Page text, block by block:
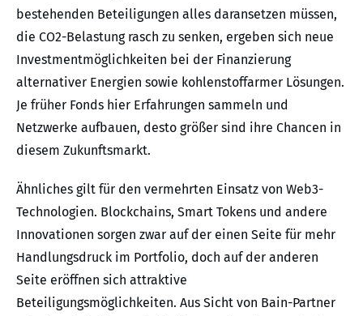
bestehenden Beteiligungen alles daransetzen müssen,
die CO2-Belastung rasch zu senken, ergeben sich neue
Investmentmöglichkeiten bei der Finanzierung
alternativer Energien sowie kohlenstoffarmer Lösungen.
Je früher Fonds hier Erfahrungen sammeln und
Netzwerke aufbauen, desto größer sind ihre Chancen in
diesem Zukunftsmarkt.
Ähnliches gilt für den vermehrten Einsatz von Web3-
Technologien. Blockchains, Smart Tokens und andere
Innovationen sorgen zwar auf der einen Seite für mehr
Handlungsdruck im Portfolio, doch auf der anderen
Seite eröffnen sich attraktive
Beteiligungsmöglichkeiten. Aus Sicht von Bain-Partner